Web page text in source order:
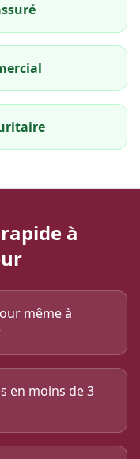
à
même à
en moins de 3